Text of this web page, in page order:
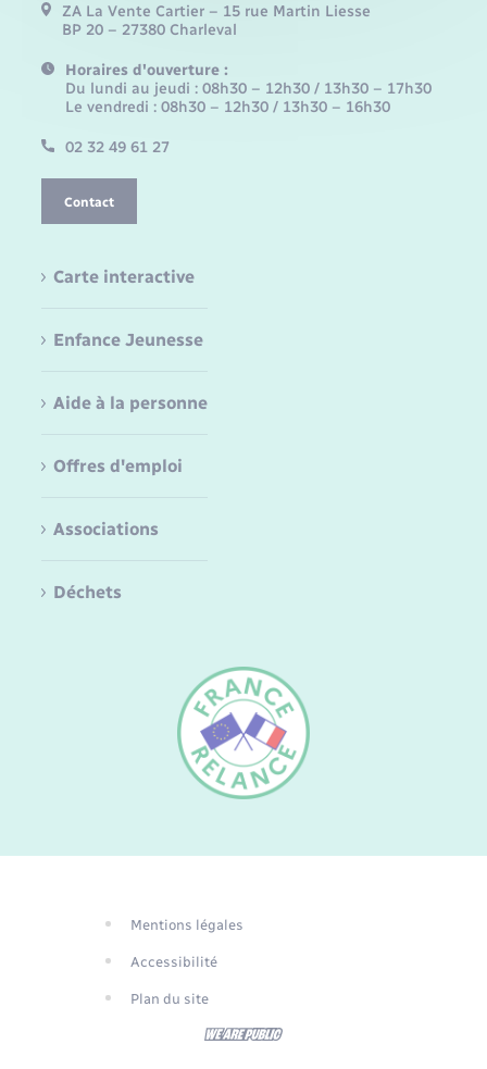
Traduction du
ZA La Vente Cartier – 15 rue Martin Liesse
BP 20 – 27380 Charleval
Horaires d'ouverture :
Du lundi au jeudi : 08h30 – 12h30 / 13h30 – 17h30
Le vendredi : 08h30 – 12h30 / 13h30 – 16h30
02 32 49 61 27
Contact
Carte interactive
Enfance Jeunesse
Aide à la personne
Offres d'emploi
Associations
Déchets
Mentions légales
Accessibilité
Plan du site